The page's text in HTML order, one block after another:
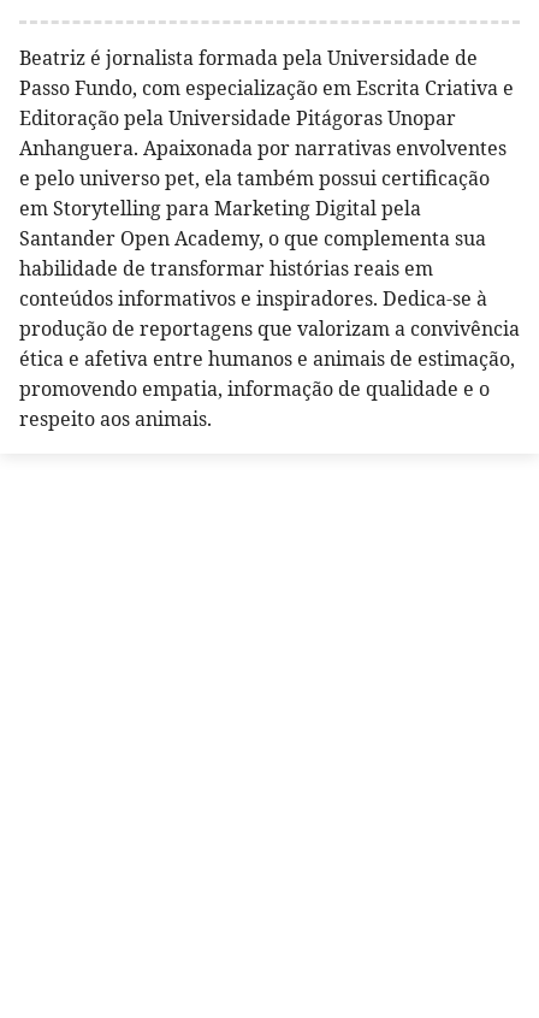
Beatriz é jornalista formada pela Universidade de
Passo Fundo, com especialização em Escrita Criativa e
Editoração pela Universidade Pitágoras Unopar
Anhanguera. Apaixonada por narrativas envolventes
e pelo universo pet, ela também possui certificação
em Storytelling para Marketing Digital pela
Santander Open Academy, o que complementa sua
habilidade de transformar histórias reais em
conteúdos informativos e inspiradores. Dedica-se à
produção de reportagens que valorizam a convivência
ética e afetiva entre humanos e animais de estimação,
promovendo empatia, informação de qualidade e o
respeito aos animais.